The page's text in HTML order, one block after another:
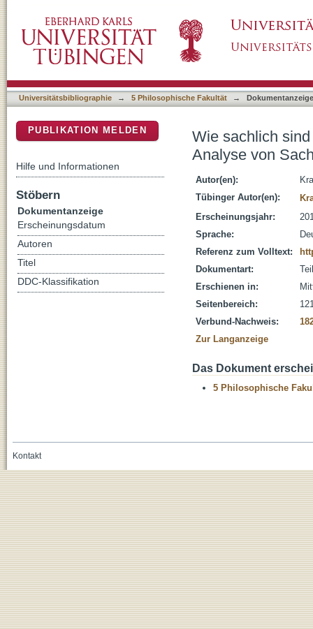
Universitätsbibliographie → 5 Philosophische Fakultät → Dokumentanzeige
Wie sachlich
Analyse von
Autor(en):
Tübinger Autor(en):
Erscheinungsjahr:
Sprache:
Referenz zum Volltext:
Dokumentart:
Erschienen in:
Seitenbereich:
Verbund-Nachweis:
Zur Langanzeige
Das Dokument
5 Philosophische
PUBLIKATION MELDEN
Hilfe und Informationen
Stöbern
Dokumentanzeige
Erscheinungsdatum
Autoren
Titel
DDC-Klassifikation
Kontakt